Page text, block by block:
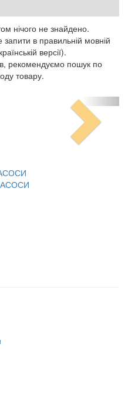
нічого не знайдено.
в правильній мовній
версії).
рекомендуємо пошук по
товару.